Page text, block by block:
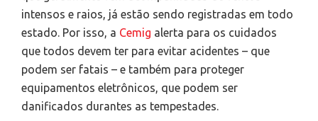
intensos e raios, já estão sendo registradas em todo
estado. Por isso, a Cemig alerta para os cuidados
que todos devem ter para evitar acidentes – que
podem ser fatais – e também para proteger
equipamentos eletrônicos, que podem ser
danificados durantes as tempestades.